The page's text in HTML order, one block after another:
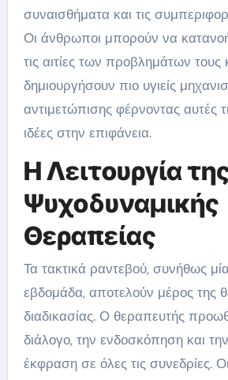
συναισθήματα και τις
Οι άνθρωποι μπορούν να
τις αιτίες των προβλημάτων τους
δημιουργήσουν πιο υγιείς
αντιμετώπισης φέρνοντας αυτές
ιδέες στην επιφάνεια.
Η Λειτουργία
Ψυχοδυναμικής
Θεραπείας
Τα τακτικά ραντεβού, συνήθως
εβδομάδα, αποτελούν μέρος της
διαδικασίας. Ο θεραπευτής
διάλογο, την ενδοσκόπηση και
έκφραση σε όλες τις συνεδρίες.